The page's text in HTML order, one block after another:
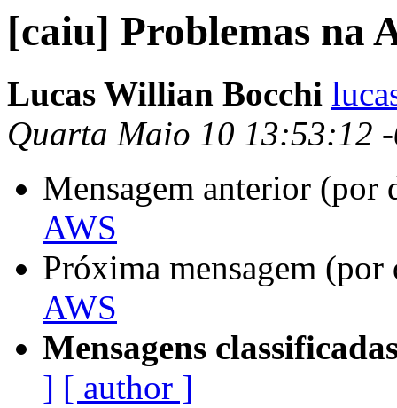
[caiu] Problemas na
Lucas Willian Bocchi
Quarta Maio 10 13:53:12
Mensagem anterior (por
AWS
Próxima mensagem
AWS
Mensagens
] [ author ]